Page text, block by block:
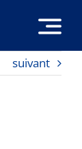
suivant